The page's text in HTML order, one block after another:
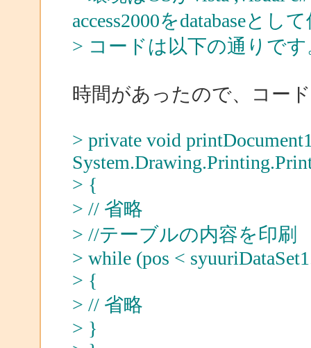
access2000をdatabaseとし
> コードは以下の通りで
時間があったので、コー
> private void
> {
> // 省略
> //テーブルの内容を印刷
> while (pos <
> {
> // 省略
> }